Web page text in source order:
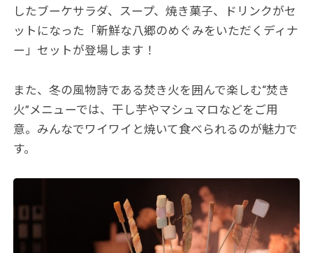
したブーケサラダ、スープ、焼き菓子、ドリンクがセ
ットになった「新鮮な八郷のめぐみをいただくディナ
ー」セットが登場します！
また、冬の風物詩である焚き火を囲んで楽しむ“焚き
火”メニューでは、干し芋やマシュマロなどをご用
意。みんなでワイワイと焼いて食べられるのが魅力で
す。